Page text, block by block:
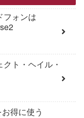
フォンは
クト・ヘイル・
得に使う